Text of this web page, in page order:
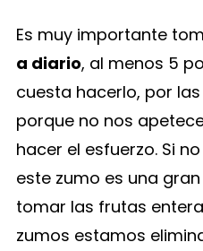
Es muy importante
a diario, al menos 5
cuesta hacerlo, por
porque no nos
hacer el esfuerzo. Si
este zumo es una
tomar las frutas
zumos estamos